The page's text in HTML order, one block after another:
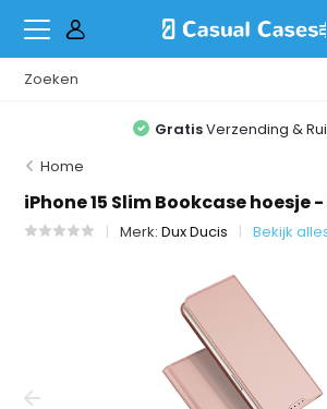
GratisVerzending &
Home
iPhone 15 Slim Bookcase hoesje
Merk:Dux Ducis Bekijk